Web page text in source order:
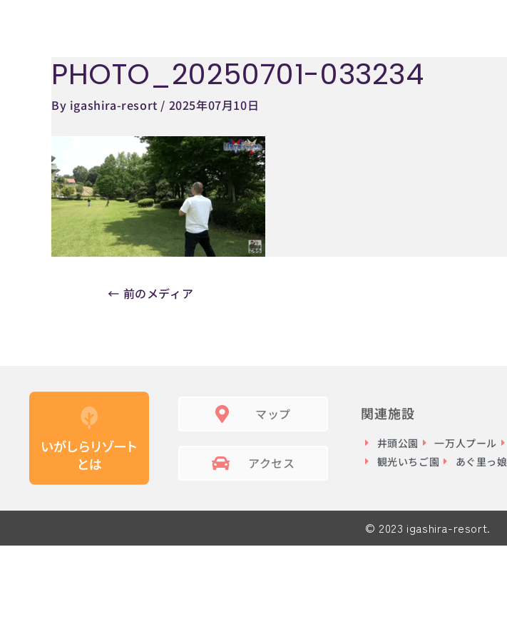
PHOTO_20250701-033234
By igashira-resort / 2025年07月10日
Post
navigation
← 前のメディア
マップ
アクセス
関連施設
井頭公園 一万人プール
観光いちご園
あぐ里っ娘
© 2023 igashira-resort.